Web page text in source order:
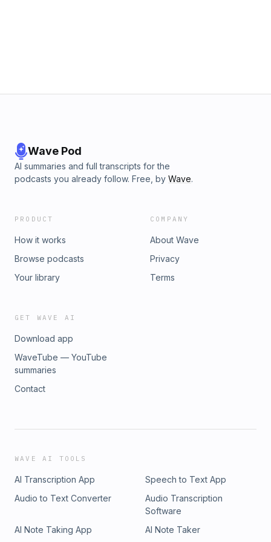
Wave Pod
AI summaries and full transcripts for the
podcasts you already follow. Free, by Wave.
PRODUCT
How it works
Browse podcasts
Your library
COMPANY
About Wave
Privacy
Terms
GET WAVE AI
Download app
WaveTube — YouTube
summaries
Contact
WAVE AI TOOLS
AI Transcription App
Speech to Text App
Audio to Text Converter
Audio Transcription
Software
AI Note Taking App
AI Note Taker